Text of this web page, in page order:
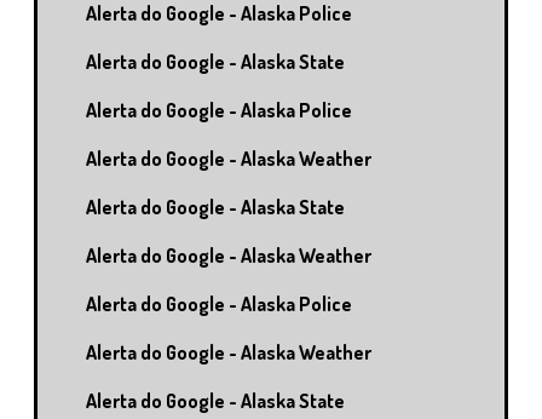
Alerta do Google - Alaska Police
Alerta do Google - Alaska State
Alerta do Google - Alaska Police
Alerta do Google - Alaska Weather
Alerta do Google - Alaska State
Alerta do Google - Alaska Weather
Alerta do Google - Alaska Police
Alerta do Google - Alaska Weather
Alerta do Google - Alaska State